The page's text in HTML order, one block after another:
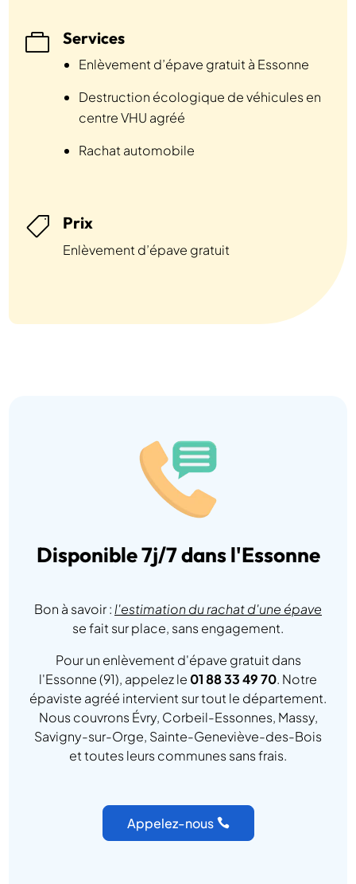
 Services
Enlèvement d’épave gratuit à Essonne
Destruction écologique de véhicules en
centre VHU agréé
Rachat automobile
 Prix
Enlèvement d’épave gratuit
Disponible 7j/7 dans l'Essonne
Bon à savoir : l'estimation du rachat d'une épave
se fait sur place, sans engagement.
Pour un enlèvement d'épave gratuit dans
l'Essonne (91), appelez le 01 88 33 49 70. Notre
épaviste agréé intervient sur tout le département.
Nous couvrons Évry, Corbeil-Essonnes, Massy,
Savigny-sur-Orge, Sainte-Geneviève-des-Bois
et toutes leurs communes sans frais.
Appelez-nous